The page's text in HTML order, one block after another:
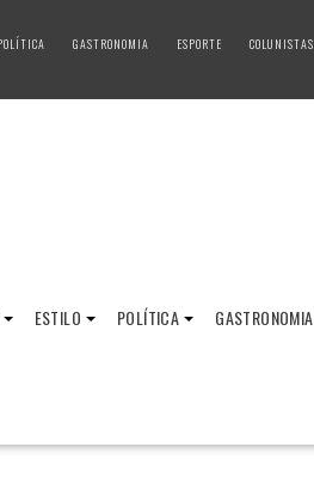
GASTRONOMIA ESPORTE COLUNISTAS
ESTILO POLÍTICA GASTRONOMIA